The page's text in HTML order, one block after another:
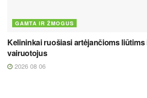
GAMTA IR ŽMOGUS
Kelininkai ruošiasi artėjančioms liūtims
vairuotojus
2026 08 06